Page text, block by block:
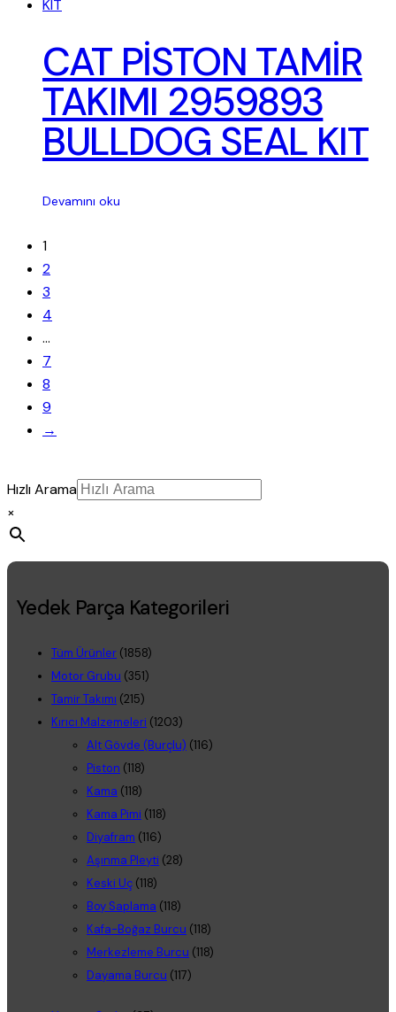
CAT PİSTON TAMİR
TAKIMI 2959893
BULLDOG SEAL KIT
Devamını oku
1
2
3
4
…
7
8
9
→
Hızlı Arama
×
Yedek Parça Kategorileri
Tüm Ürünler (1858)
Motor Grubu (351)
Tamir Takımı (215)
Kırıcı Malzemeleri (1203)
Alt Gövde (Burçlu) (116)
Piston (118)
Kama (118)
Kama Pimi (118)
Diyafram (116)
Aşınma Pleyti (28)
Keski Uç (118)
Boy Saplama (118)
Kafa-Boğaz Burcu (118)
Merkezleme Burcu (118)
Dayama Burcu (117)